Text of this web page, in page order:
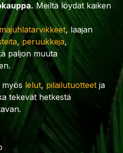
Meiltä löydät kaiken
, laajan
, peruukkeja,
paljon muuta
myös lelut,pilailutuotteet ja
tekevät hetkestä